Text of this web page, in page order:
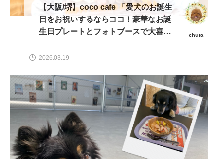
【大阪/堺】coco cafe 「愛犬のお誕生
日をお祝いするならココ！豪華なお誕
生日プレートとフォトブースで大喜び
chura
2026.03.19